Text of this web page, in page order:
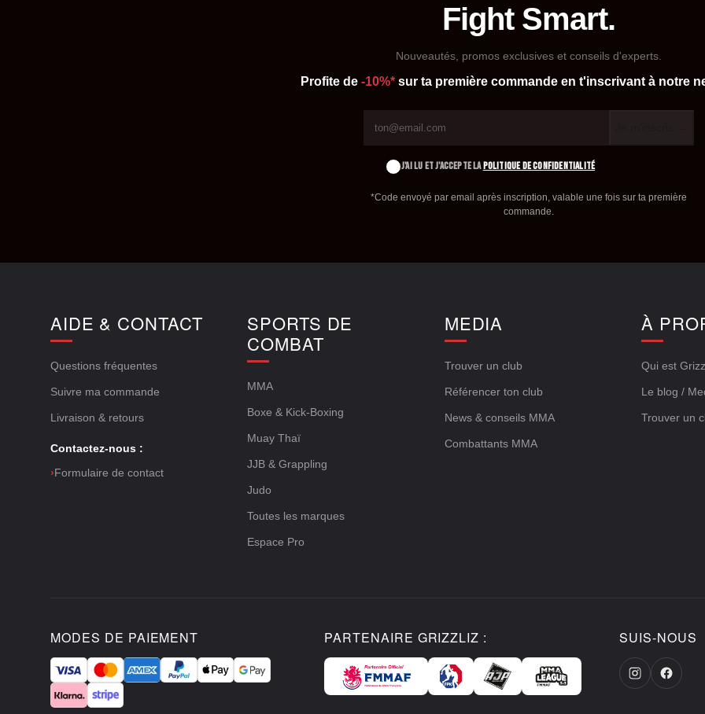
Fight Smart.
Nouveautés, promos exclusives et conseils d'experts.
Profite de -10%* sur ta première commande en t'inscrivant à notre
J'AI LU ET J'ACCEPTE LAPOLITIQUE DE CONFIDENTIALITÉ
*Code envoyé par email après inscription, valable une fois sur ta première
commande.
AIDE & CONTACT
Questions fréquentes
Suivre ma commande
Livraison & retours
Contactez-nous :
›Formulaire de contact
SPORTS DE
COMBAT
MMA
Boxe & Kick-Boxing
Muay Thaï
JJB & Grappling
Judo
Toutes les marques
Espace Pro
MEDIA
Trouver un club
Référencer ton club
News & conseils MMA
Combattants MMA
À
Qui est
Le blog /
Trouver un
MODES DE PAIEMENT PARTENAIRE GRIZZLIZ : SUIS-NOUS